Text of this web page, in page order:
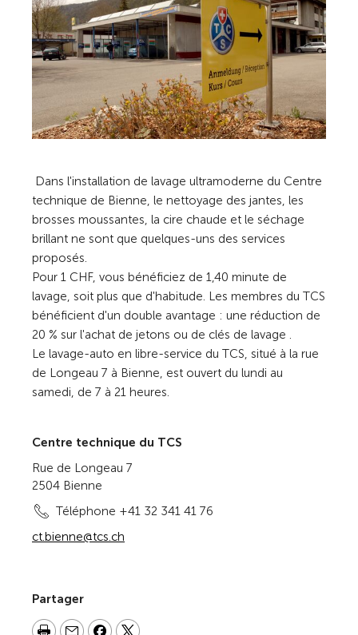
Dans l'installation de lavage ultramoderne du Centre
technique de Bienne, le nettoyage des jantes, les
brosses moussantes, la cire chaude et le séchage
brillant ne sont que quelques-uns des services
proposés.
Pour 1 CHF, vous bénéficiez de 1,40 minute de
lavage, soit plus que d'habitude. Les membres du TCS
bénéficient d'un double avantage : une réduction de
20 % sur l'achat de jetons ou de clés de lavage .
Le lavage-auto en libre-service du TCS, situé à la rue
de Longeau 7 à Bienne, est ouvert du lundi au
samedi, de 7 à 21 heures.
Centre technique du TCS
Rue de Longeau 7
2504 Bienne
Téléphone +41 32 341 41 76
ct.bienne@tcs.ch
Partager